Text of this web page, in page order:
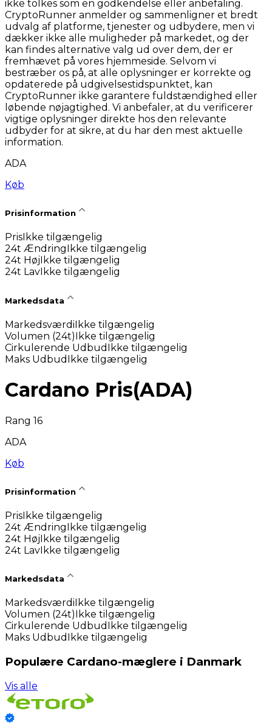
ikke tolkes som en godkendelse eller anbefaling.
CryptoRunner anmelder og sammenligner et bredt
udvalg af platforme, tjenester og udbydere, men vi
dækker ikke alle muligheder på markedet, og der
kan findes alternative valg ud over dem, der er
fremhævet på vores hjemmeside. Selvom vi
bestræber os på, at alle oplysninger er korrekte og
opdaterede på udgivelsestidspunktet, kan
CryptoRunner ikke garantere fuldstændighed eller
løbende nøjagtighed. Vi anbefaler, at du verificerer
vigtige oplysninger direkte hos den relevante
udbyder for at sikre, at du har den mest aktuelle
information.
ADA
Køb
Prisinformation
Pris Ikke tilgængelig
24t Ændring Ikke tilgængelig
24t Høj Ikke tilgængelig
24t Lav Ikke tilgængelig
Markedsdata
MarkedsværdiIkke tilgængelig
Volumen (24t)Ikke tilgængelig
Cirkulerende Udbud Ikke tilgængelig
Maks Udbud Ikke tilgængelig
Cardano Pris(ADA)
Rang 16
ADA
Køb
Prisinformation
PrisIkke tilgængelig
24t ÆndringIkke tilgængelig
24t HøjIkke tilgængelig
24t LavIkke tilgængelig
Markedsdata
Markedsværdi Ikke tilgængelig
Volumen (24t) Ikke tilgængelig
Cirkulerende Udbud Ikke tilgængelig
Maks Udbud Ikke tilgængelig
Populære Cardano-mæglere i Danmark
Vis alle